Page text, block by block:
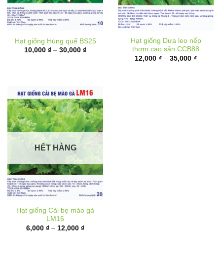
Hạt giống Húng quế BS25
10,000 ₫ – 30,000 ₫Khoảng
Hạt giống Dưa leo nếp
thơm cao sản CCB88
12,000 ₫ – 35,000 ₫Khoảng
HẾT HÀNG
Hạt giống Cải bẹ mào gà
LM16
6,000 ₫ – 12,000 ₫Khoảng